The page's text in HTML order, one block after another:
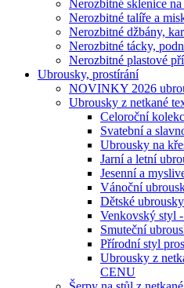
Nerozbitné sklenice
Nerozbitné talíře a
Nerozbitné džbány,
Nerozbitné tácky,
Nerozbitné plastové
Ubrousky, prostírání
NOVINKY 2026
Ubrousky z netkané
Celoroční
Svatební a
Ubrousky na
Jarní a letní
Jesenní a
Vánoční
Dětské
Venkovský styl
Smuteční
Přírodní styl
Ubrousky z
CENU